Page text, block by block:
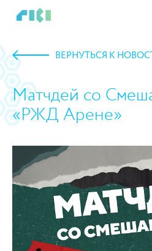
ВЕРНУТЬСЯ К
Матчдей со
«РЖД Арене»
https://www.high-